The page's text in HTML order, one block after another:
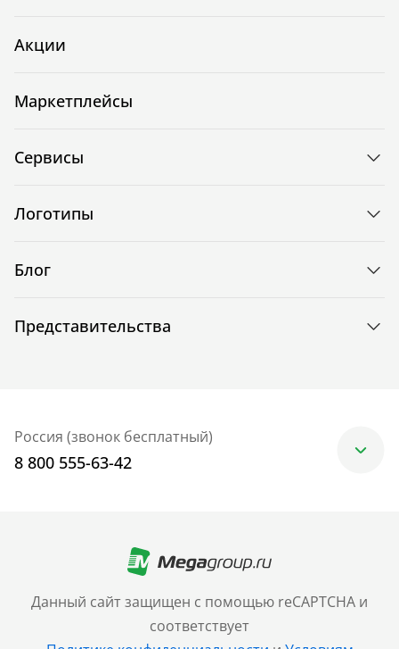
Данный сайт защищен с помощью reCAPTCHA и
соответствует
Акции
Маркетплейсы
Сервисы
Логотипы
Блог
Представительства
Россия (звонок бесплатный)
8 800 555-63-42
+7 (499) 705-30-10
Санкт-Петербург
+7 (812) 600-77-33